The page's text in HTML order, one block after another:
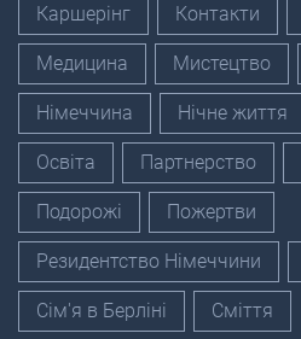
Каршерінг Контакти
Медицина Мистецтво
Німеччина Нічне життя
Освіта Партнерство
Подорожі Пожертви
Резидентство Німеччини
Сім'я в Берліні Сміття